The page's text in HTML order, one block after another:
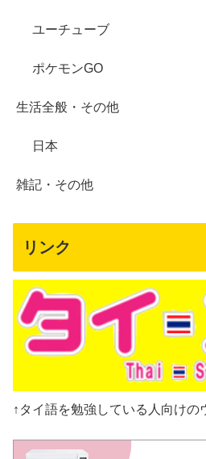
ユーチューブ
ポケモンGO
生活全般・その他
日本
雑記・その他
リンク
↑タイ語を勉強している人向けの